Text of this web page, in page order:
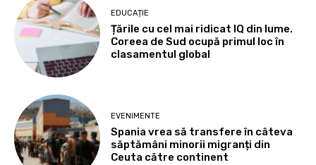
EDUCAȚIE
Țările cu cel mai ridicat IQ din lume.
Coreea de Sud ocupă primul loc în
clasamentul global
EVENIMENTE
Spania vrea să transfere în câteva
săptămâni minorii migranți din
Ceuta către continent